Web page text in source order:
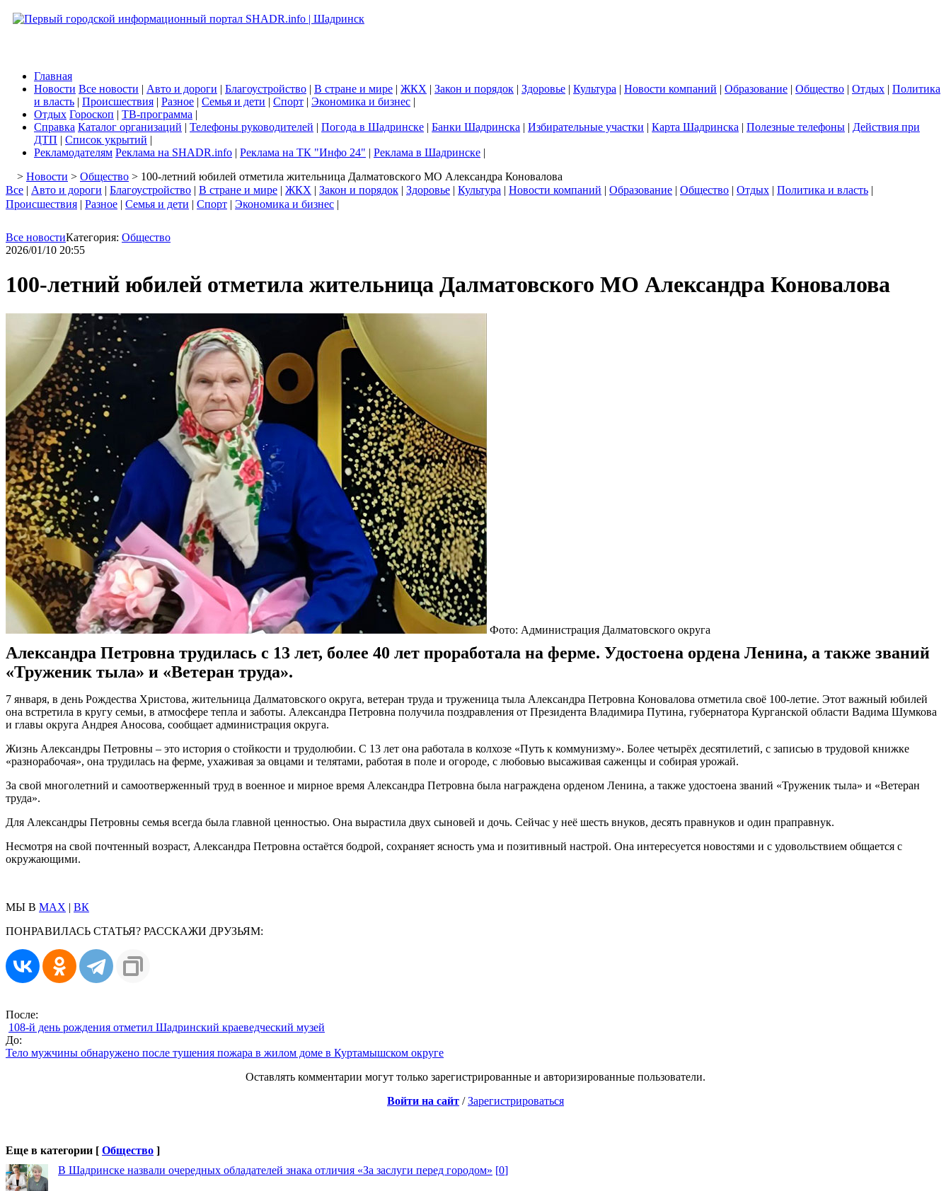
Главная
Новости Все новости | Авто и дороги | Благоустройство | В стране и мире | ЖКХ | Закон и порядок | Здоровье | Культура | Новости компаний | Образование | Общество | Отдых | Политика
и власть | Происшествия | Разное | Семья и дети | Спорт | Экономика и бизнес |
Отдых Гороскоп | ТВ-программа |
Справка Каталог организаций | Телефоны руководителей | Погода в Шадринске | Банки Шадринска | Избирательные участки | Карта Шадринска | Полезные телефоны | Действия при
ДТП | Список укрытий |
Рекламодателям Реклама на SHADR.info | Реклама на ТК "Инфо 24" | Реклама в Шадринске |
> Новости > Общество > 100-летний юбилей отметила жительница Далматовского МО Александра Коновалова
Все | Авто и дороги | Благоустройство | В стране и мире | ЖКХ | Закон и порядок | Здоровье | Культура | Новости компаний | Образование | Общество | Отдых | Политика и власть |
Происшествия | Разное | Семья и дети | Спорт | Экономика и бизнес |
Все новостиКатегория: Общество
2026/01/10 20:55
100-летний юбилей отметила жительница Далматовского МО Александра Коновалова
Фото: Администрация Далматовского округа
Александра Петровна трудилась с 13 лет, более 40 лет проработала на ферме. Удостоена ордена Ленина, а также званий
«Труженик тыла» и «Ветеран труда».
7 января, в день Рождества Христова, жительница Далматовского округа, ветеран труда и труженица тыла Александра Петровна Коновалова отметила своё 100-летие. Этот важный юбилей
она встретила в кругу семьи, в атмосфере тепла и заботы. Александра Петровна получила поздравления от Президента Владимира Путина, губернатора Курганской области Вадима Шумкова
и главы округа Андрея Аносова, сообщает администрация округа.
Жизнь Александры Петровны – это история о стойкости и трудолюбии. С 13 лет она работала в колхозе «Путь к коммунизму». Более четырёх десятилетий, с записью в трудовой книжке
«разнорабочая», она трудилась на ферме, ухаживая за овцами и телятами, работая в поле и огороде, с любовью высаживая саженцы и собирая урожай.
За свой многолетний и самоотверженный труд в военное и мирное время Александра Петровна была награждена орденом Ленина, а также удостоена званий «Труженик тыла» и «Ветеран
труда».
Для Александры Петровны семья всегда была главной ценностью. Она вырастила двух сыновей и дочь. Сейчас у неё шесть внуков, десять правнуков и один праправнук.
Несмотря на свой почтенный возраст, Александра Петровна остаётся бодрой, сохраняет ясность ума и позитивный настрой. Она интересуется новостями и с удовольствием общается с
окружающими.
МЫ В MAX | ВК
ПОНРАВИЛАСЬ СТАТЬЯ? РАССКАЖИ ДРУЗЬЯМ:
После:
108-й день рождения отметил Шадринский краеведческий музей
До:
Тело мужчины обнаружено после тушения пожара в жилом доме в Куртамышском округе
Оставлять комментарии могут только зарегистрированные и авторизированные пользователи.
Войти на сайт /Зарегистрироваться
Еще в категории [ Общество ]
В Шадринске назвали очередных обладателей знака отличия «За заслуги перед городом» [0]